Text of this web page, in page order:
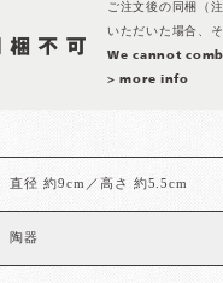
ご注文後の同梱（
いただいた場合、
We cannot
> more info
直径 約9cm／高さ 約5.5cm
陶器